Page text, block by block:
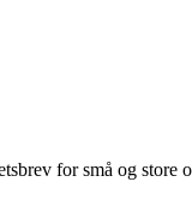
for små og store